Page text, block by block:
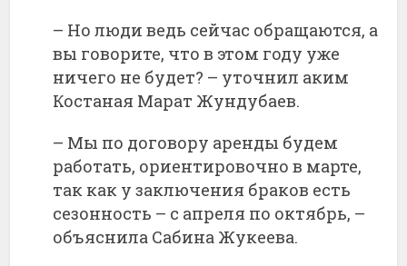
– Но люди ведь сейчас обращаются, а
вы говорите, что в этом году уже
ничего не будет? – уточнил аким
Костаная Марат Жундубаев.
– Мы по договору аренды будем
работать, ориентировочно в марте,
так как у заключения браков есть
сезонность – с апреля по октябрь, –
объяснила Сабина Жукеева.